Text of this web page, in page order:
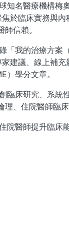
知名醫療機構梅
於臨床實務與內
信賴。
「我的治療方案
建議、線上補充
）學分文章。
臨床研究、系統
理、住院醫師臨床
院醫師提升臨床